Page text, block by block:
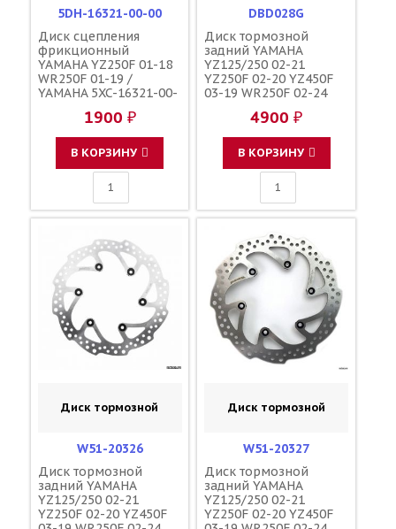
5DH-16321-00-00
Диск сцепления
фрикционный
YAMAHA YZ250F 01-18
WR250F 01-19 /
YAMAHA 5XC-16321-00-
1900 ₽
В КОРЗИНУ
DBD028G
Диск тормозной
задний YAMAHA
YZ125/250 02-21
YZ250F 02-20 YZ450F
03-19 WR250F 02-24
16-20 YZ250FX 15-21
245мм / DELTA 2S2-
2582W-70-00 B11-
2582W-10-00 5NY-
2582W-00-00
4900 ₽
В КОРЗИНУ
Диск тормозной
W51-20326
Диск тормозной
задний YAMAHA
YZ125/250 02-21
YZ250F 02-20 YZ450F
Диск тормозной
W51-20327
Диск тормозной
задний YAMAHA
YZ125/250 02-21
YZ250F 02-20 YZ450F